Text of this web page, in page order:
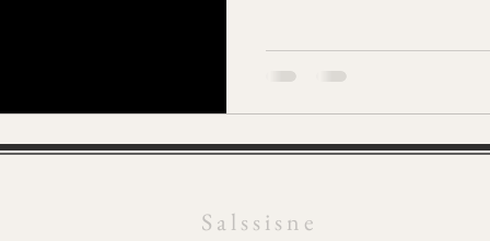
S a l s s i s n e